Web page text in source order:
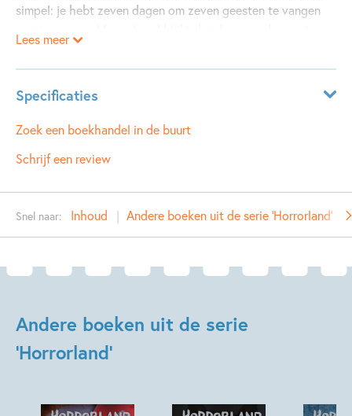
simpel: je hebt zeven dagen om zeven geesten te vangen
écht heeft losgelaten. En stoppen met spelen is geen optie.
Haar volgers denken dat Beatrice de angstaanjagende
achtervolgingen verzint. Maar dat is niet zo. Ze vecht voor
haar leven!
Lees meer
Specificaties
ISBN: 9789020623895
NUR:
Auteur(s): K.R. Alexander
Vertaler:
Linda Broeder
Aantal pagina's:
288
Verschijningsdatum:
15-06-2023
Kenmerken van dit boek
Zoek een boekhandel in de buurt
Schrijf een review
Snel naar: Inhoud Andere boeken uit de serie 'Horrorland'
Andere boeken uit de serie
'Horrorland'